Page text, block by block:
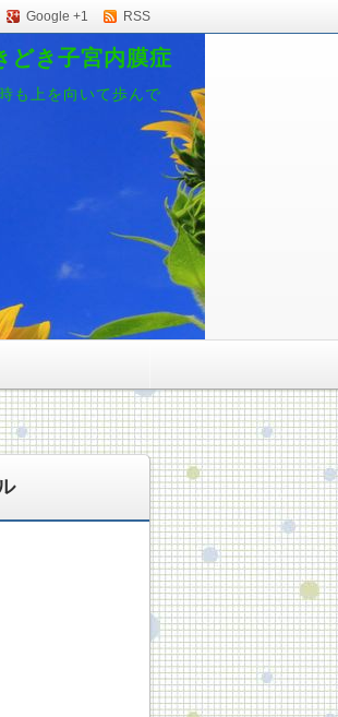
Google +1 RSS
どき子宮内膜症
も上を向いて歩んで